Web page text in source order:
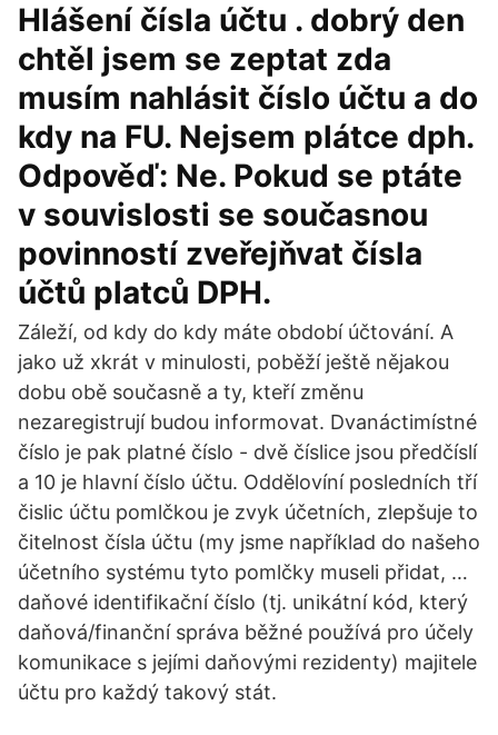
Hlášení čísla účtu . dobrý den
chtěl jsem se zeptat zda
musím nahlásit číslo účtu a do
kdy na FU. Nejsem plátce dph.
Odpověď: Ne. Pokud se ptáte
v souvislosti se současnou
povinností zveřejňvat čísla
účtů platců DPH.
Záleží, od kdy do kdy máte období účtování. A
jako už xkrát v minulosti, poběží ještě nějakou
dobu obě současně a ty, kteří změnu
nezaregistrují budou informovat. Dvanáctimístné
číslo je pak platné číslo - dvě číslice jsou předčíslí
a 10 je hlavní číslo účtu. Oddělovíní posledních tří
čislic účtu pomlčkou je zvyk účetních, zlepšuje to
čitelnost čísla účtu (my jsme například do našeho
účetního systému tyto pomlčky museli přidat, …
daňové identifikační číslo (tj. unikátní kód, který
daňová/finanční správa běžné používá pro účely
komunikace s jejími daňovými rezidenty) majitele
účtu pro každý takový stát.